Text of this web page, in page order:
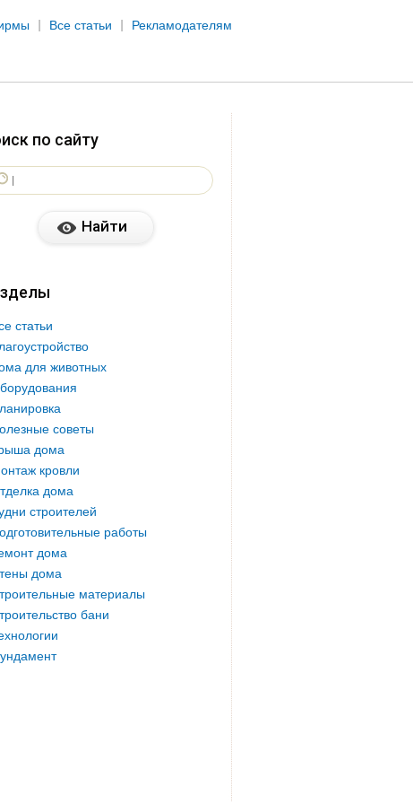
Все статьи Рекламодателям
по сайту
статьи
для животных
советы
дома
кровли
дома
строителей
работы
дома
дома
материалы
бани